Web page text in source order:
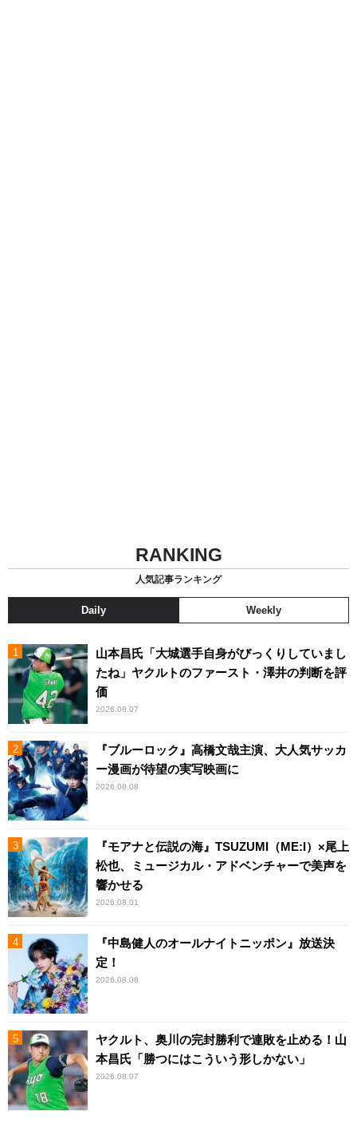
RANKING
人気記事ランキング
Daily Weekly
山本昌氏「大城選手自身がびっくりしていまし
たね」ヤクルトのファースト・澤井の判断を評
価
2026.08.07
『ブルーロック』高橋文哉主演、大人気サッカ
ー漫画が待望の実写映画に
2026.08.08
『モアナと伝説の海』TSUZUMI（ME:I）×尾上
松也、ミュージカル・アドベンチャーで美声を
響かせる
2026.08.01
『中島健人のオールナイトニッポン』放送決
定！
2026.08.08
ヤクルト、奥川の完封勝利で連敗を止める！山
本昌氏「勝つにはこういう形しかない」
2026.08.07